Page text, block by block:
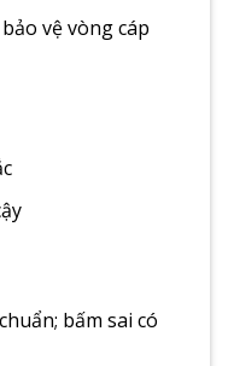
vệ vòng cáp
bấm sai có